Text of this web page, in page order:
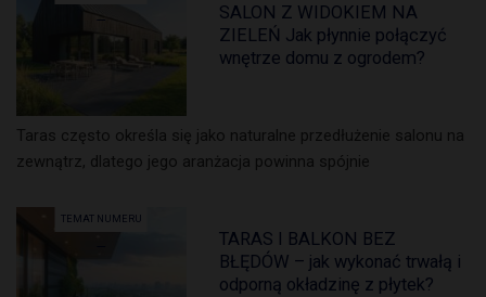
SALON Z WIDOKIEM NA
ZIELEŃ Jak płynnie połączyć
wnętrze domu z ogrodem?
Taras często określa się jako naturalne przedłużenie salonu na
zewnątrz, dlatego jego aranżacja powinna spójnie
TEMAT NUMERU
TARAS I BALKON BEZ
BŁĘDÓW – jak wykonać trwałą i
odporną okładzinę z płytek?